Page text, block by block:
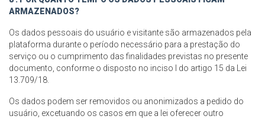
ARMAZENADOS?
Os dados pessoais do usuário e visitante são armazenados pela
plataforma durante o período necessário para a prestação do
serviço ou o cumprimento das finalidades previstas no presente
documento, conforme o disposto no inciso I do artigo 15 da Lei
13.709/18.
Os dados podem ser removidos ou anonimizados a pedido do
usuário, excetuando os casos em que a lei oferecer outro